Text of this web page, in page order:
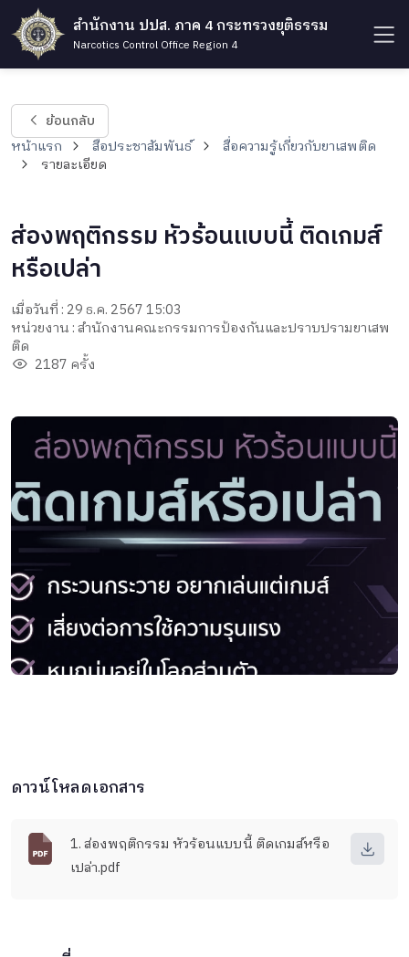
สำนักงาน ปปส. ภาค 4 กระทรวงยุติธรรม
Narcotics Control Office Region 4
ย้อนกลับ
หน้าแรก สื่อประชาสัมพันธ์
สื่อความรู้เกี่ยวกับยาเสพติด
รายละเอียด
ส่องพฤติกรรม หัวร้อนแบบนี้ ติดเกมส์
หรือเปล่า
เมื่อวันที่ : 29 ธ.ค. 2567 15:03
หน่วยงาน : สำนักงานคณะกรรมการป้องกันและปราบปรามยาเสพ
ติด
2187 ครั้ง
ดาวน์โหลดเอกสาร
1. ส่องพฤติกรรม หัวร้อนแบบนี้ ติดเกมส์หรือ
เปล่า.pdf